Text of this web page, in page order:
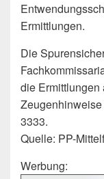
Ermittlungen.
Die
die Ermittlungen
3333.
Quelle: PP-
Werbung: